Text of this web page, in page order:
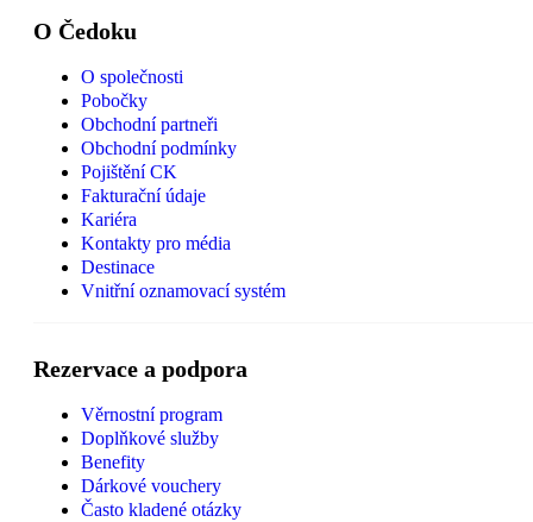
O Čedoku
O společnosti
Pobočky
Obchodní partneři
Obchodní podmínky
Pojištění CK
Fakturační údaje
Kariéra
Kontakty pro média
Destinace
Vnitřní oznamovací systém
Rezervace a podpora
Věrnostní program
Doplňkové služby
Benefity
Dárkové vouchery
Často kladené otázky